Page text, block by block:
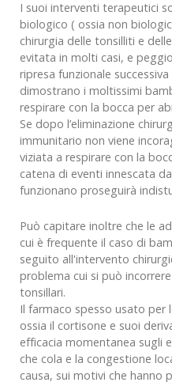
I suoi interventi terapeutici
biologico ( ossia non
chirurgia delle tonsilliti e
evitata in molti casi, e
ripresa funzionale
dimostrano i moltissimi
respirare con la bocca per
Se dopo l’eliminazione
immunitario non viene
viziata a respirare con la
catena di eventi innescata
funzionano proseguirà
Può capitare inoltre che le
cui è frequente il caso di
seguito all'intervento
problema cui si può
tonsillari.
Il farmaco spesso usato per
ossia il cortisone e suoi
efficacia momentanea sugli
che cola e la congestione
causa, sui motivi che hanno